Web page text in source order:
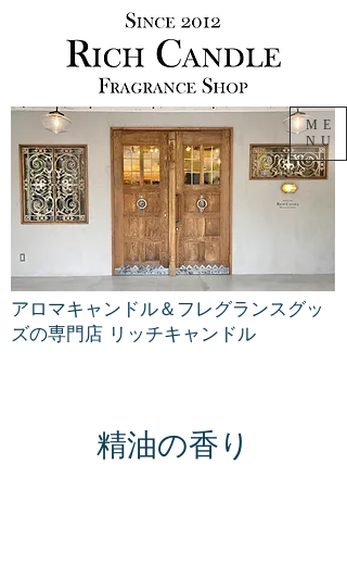
アロマキャンドル＆フレグランスグッ
ズの専門店 リッチキャンドル
ME
NU
​精油の香り